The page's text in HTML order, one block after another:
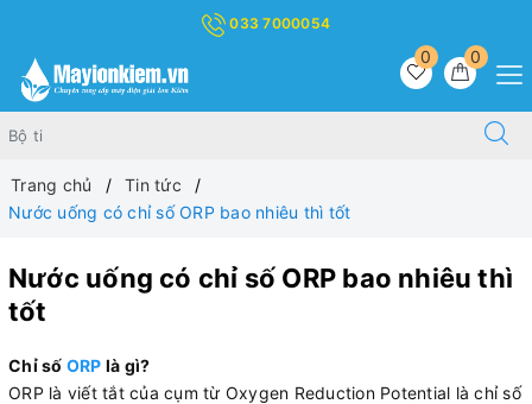
033 7000054
0
0
Trang chủ
Tin tức
Nước uống có chỉ số ORP bao nhiêu thì tốt
Nước uống có chỉ số ORP bao nhiêu thì
tốt
Chỉ số ORP là gì?
ORP là viết tắt của cụm từ Oxygen Reduction Potential là chỉ số